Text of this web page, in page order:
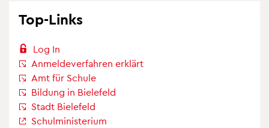
Top-Links
Log In
Anmel­de­ver­fah­ren erklärt
Amt für Schule
Bil­dung in Bie­le­feld
Stadt Bie­le­feld
Schul­mi­nis­te­rium